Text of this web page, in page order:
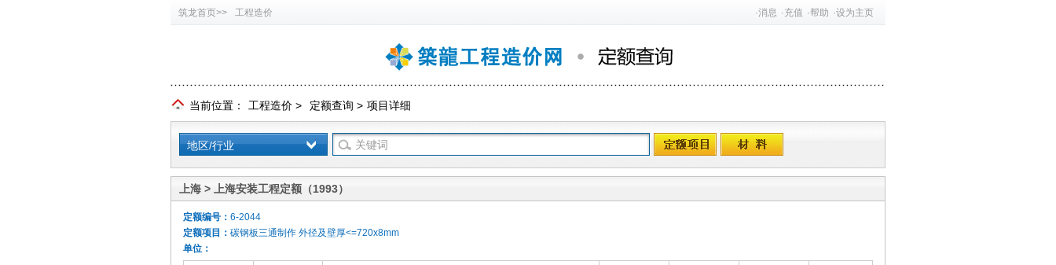
筑龙首页>> 工程造价 ·消息 ·充值 ·帮助 ·设为主页
当前位置： 工程造价 > 定额查询 > 项目详细
地区/行业
上海 > 上海安装工程定额（1993）
定额编号： 6-2044
定额项目： 碳钢板三通制作 外径及壁厚<=720x8mm
单位：